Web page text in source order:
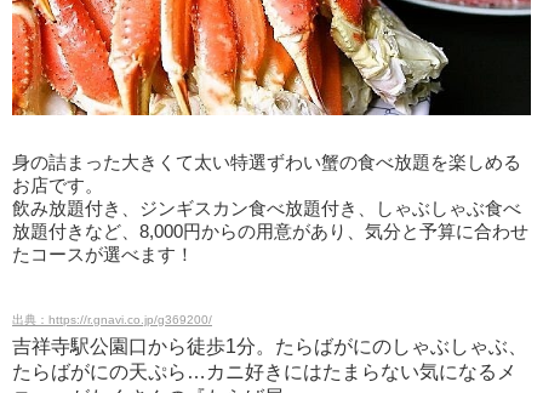
身の詰まった大きくて太い特選ずわい蟹の食べ放題を楽しめる
お店です。
飲み放題付き、ジンギスカン食べ放題付き、しゃぶしゃぶ食べ
放題付きなど、8,000円からの用意があり、気分と予算に合わせ
たコースが選べます！
出典：https://r.gnavi.co.jp/g369200/
吉祥寺駅公園口から徒歩1分。たらばがにのしゃぶしゃぶ、
たらばがにの天ぷら…カニ好きにはたまらない気になるメ